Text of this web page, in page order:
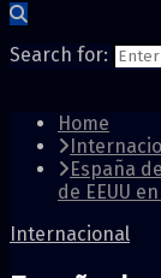
Search for:
Home
España
de EEUU
Internacional